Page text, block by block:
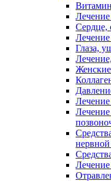
Сердце,
Глаза,